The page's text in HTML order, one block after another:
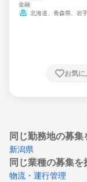
金融
北海道、青森県、岩
崎県、熊本県、大分県、
お気に
同じ勤務地の募集
新潟県
同じ業種の募集を
物流・運行管理